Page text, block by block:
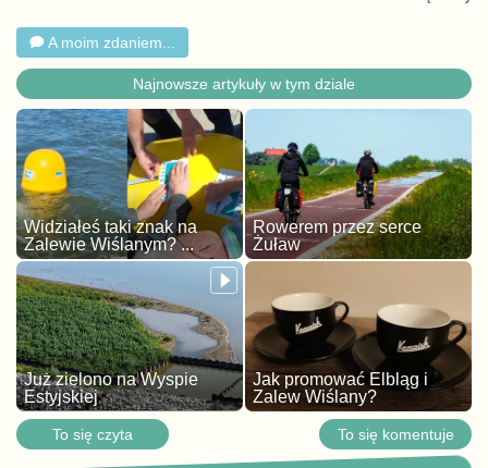
A moim zdaniem...
Najnowsze artykuły w tym dziale
Widziałeś taki znak na
Zalewie Wiślanym? ...
Rowerem przez serce
Żuław
Już zielono na Wyspie
Estyjskiej
Jak promować Elbląg i
Zalew Wiślany?
To się czyta To się komentuje